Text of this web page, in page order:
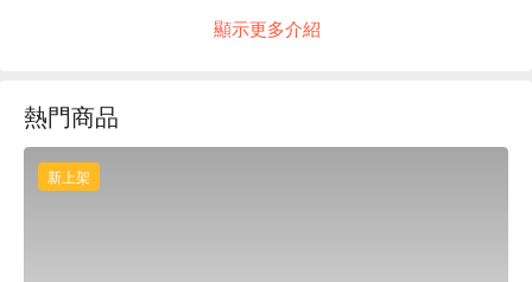
【高分推薦】Google 4.1 星 🌟 183 人高分推薦：「餐點好
切。現場晚上有沖繩民謠表演，氣氛佳，非常棒的餐廳！」
【沖繩民謠 Live 時間】※每日演出
第一場：19:30-20:00
第二場：20:30-21:00
顯示更多介紹
熱門商品
新上架